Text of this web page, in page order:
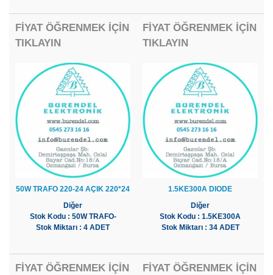
FİYAT ÖĞRENMEK İÇİN
TIKLAYIN
FİYAT ÖĞRENMEK İÇİN
TIKLAYIN
50W TRAFO 220-24 AÇIK 220*24
Diğer
Stok Kodu : 50W TRAFO-
Stok Miktarı : 4 ADET
FİYAT ÖĞRENMEK İÇİN
1.5KE300A DIODE
Diğer
Stok Kodu : 1.5KE300A
Stok Miktarı : 34 ADET
FİYAT ÖĞRENMEK İÇİN